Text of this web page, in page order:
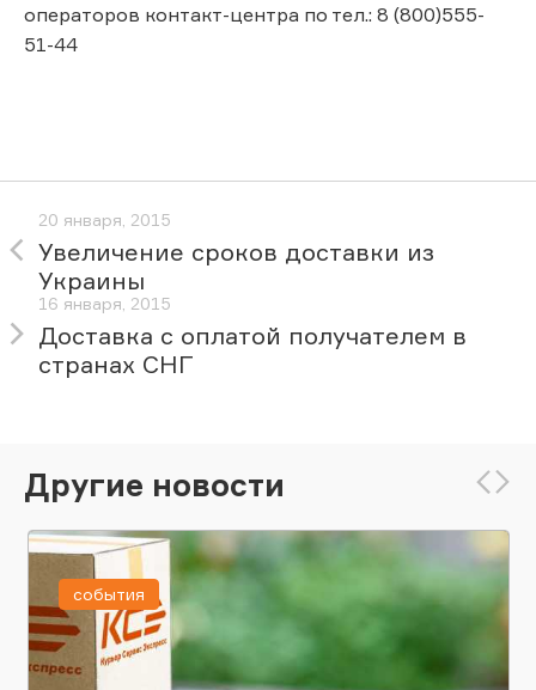
операторов контакт-центра по тел.: 8 (800)555-
51-44
20 января, 2015
Увеличение сроков доставки из
Украины
16 января, 2015
Доставка с оплатой получателем в
странах СНГ
Другие новости
события